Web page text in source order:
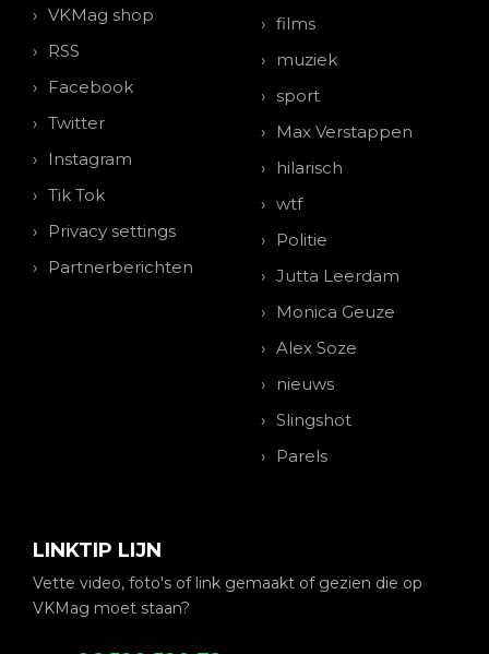
VKMag shop
RSS
Facebook
Twitter
Instagram
Tik Tok
Privacy settings
Partnerberichten
films
muziek
sport
Max Verstappen
hilarisch
wtf
Politie
Jutta Leerdam
Monica Geuze
Alex Soze
nieuws
Slingshot
Parels
LINKTIP LIJN
Vette video, foto's of link gemaakt of gezien die op
VKMag moet staan?